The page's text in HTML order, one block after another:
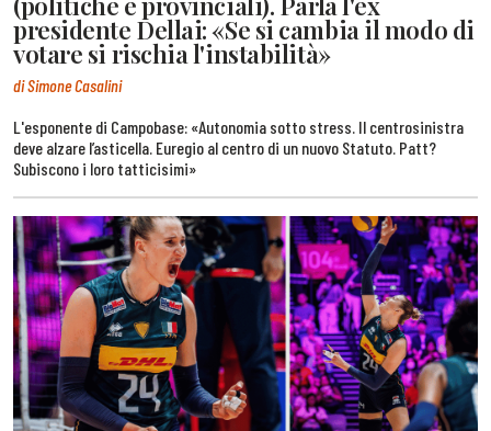
presidente Dellai: «Se si cambia il modo di
votare si rischia l'instabilità»
di Simone Casalini
L'esponente di Campobase: «Autonomia sotto stress. Il centrosinistra
deve alzare l’asticella. Euregio al centro di un nuovo Statuto. Patt?
Subiscono i loro tatticisimi»